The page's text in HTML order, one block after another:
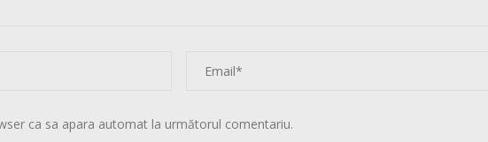
ca sa apara automat la următorul comentariu.